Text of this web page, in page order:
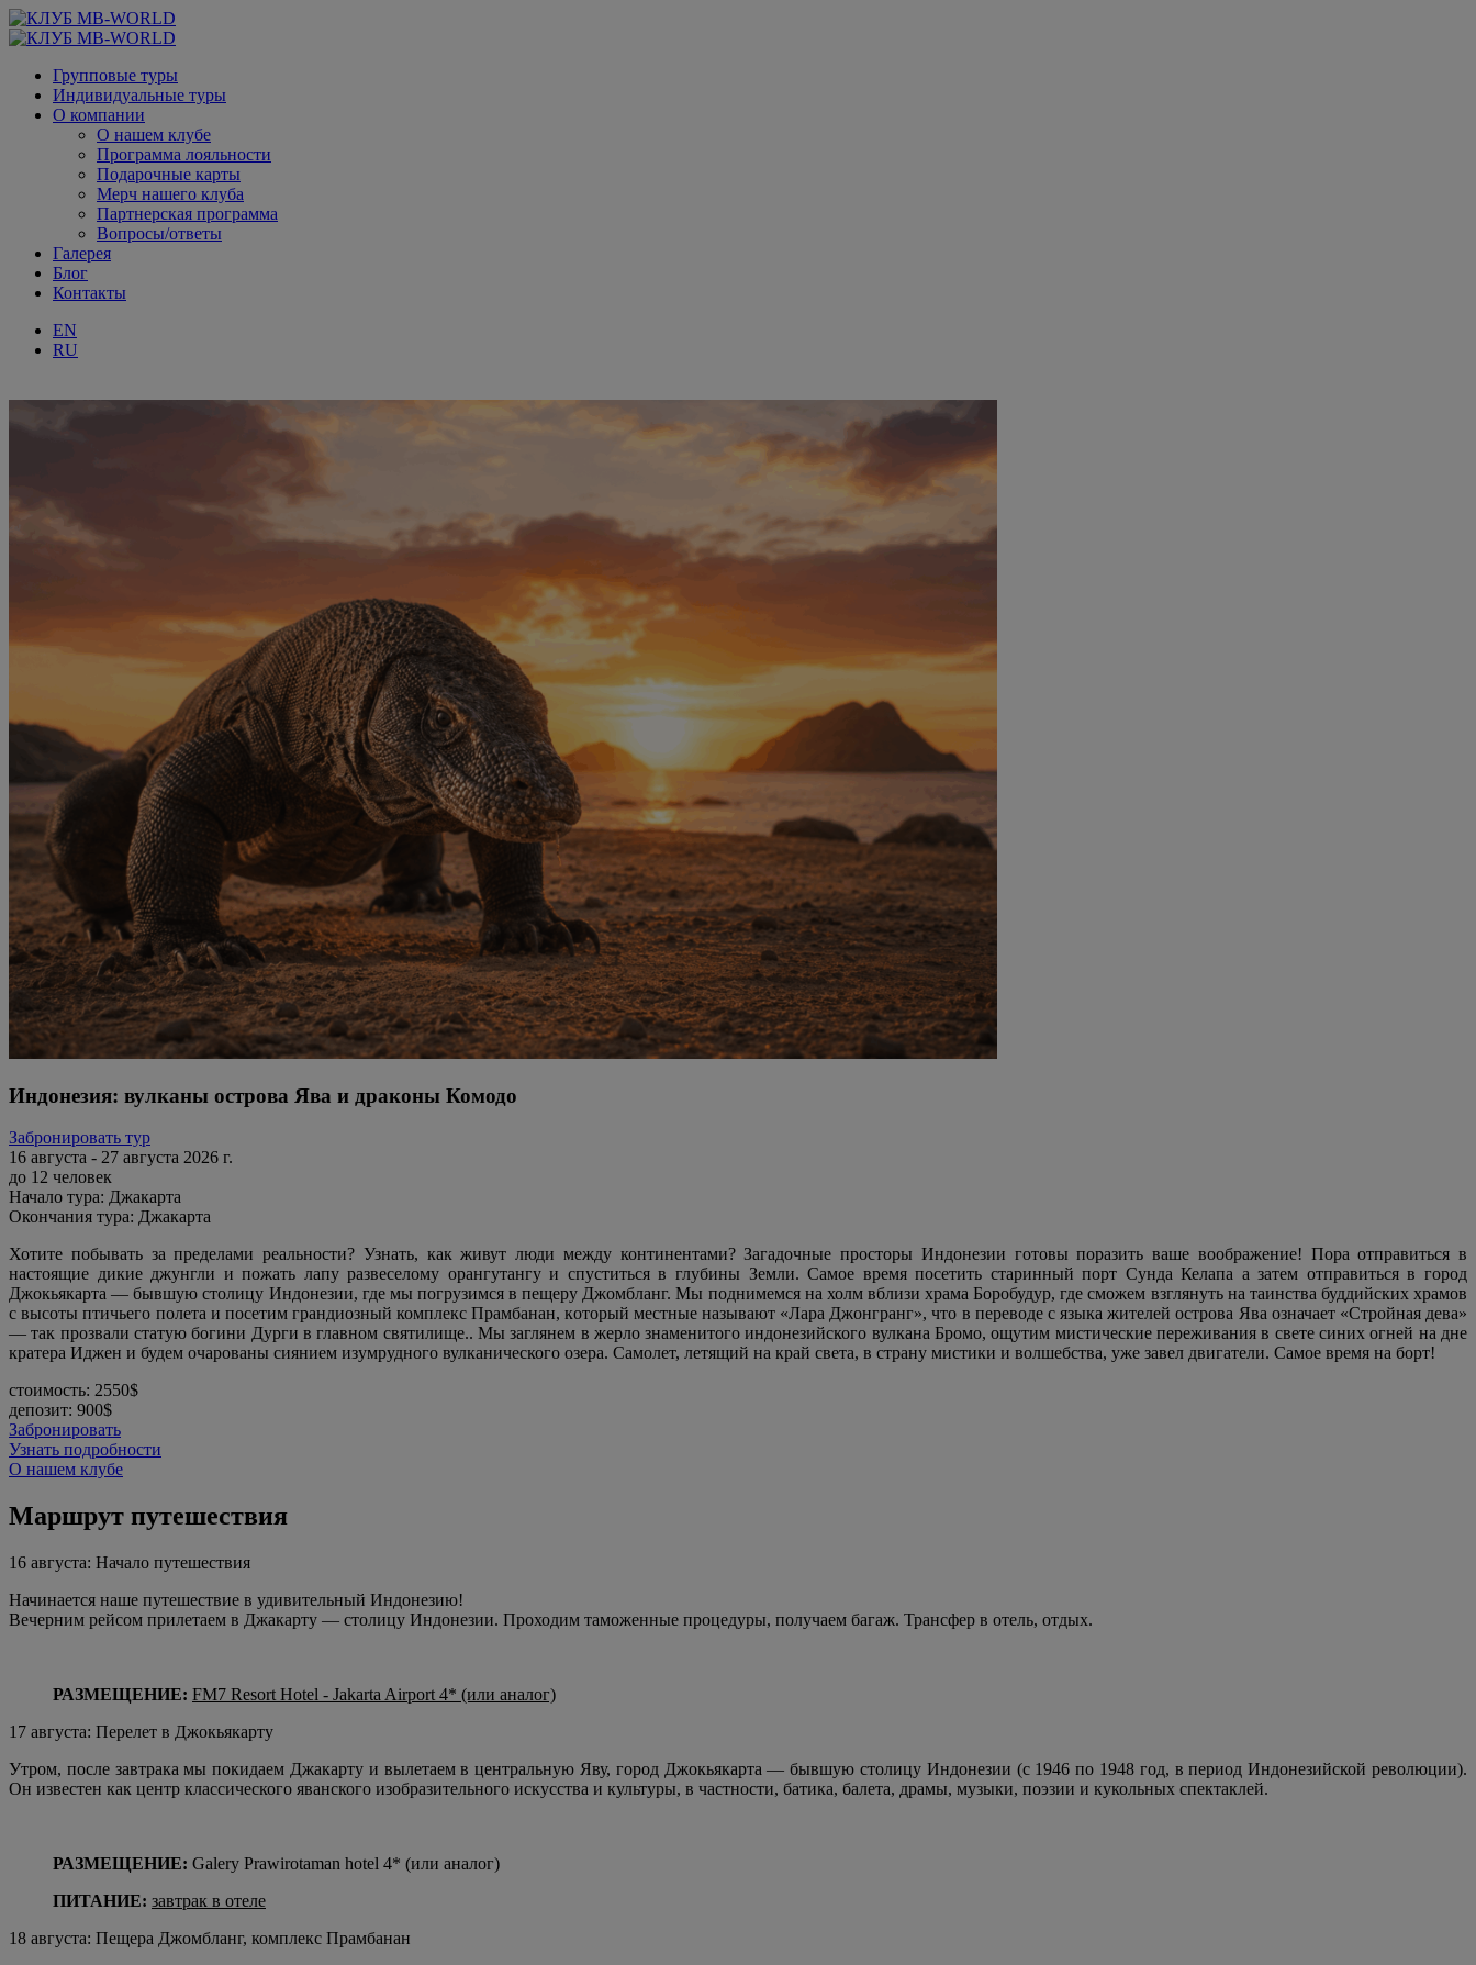
Групповые туры
Индивидуальные туры
О компании
О нашем клубе
Программа лояльности
Подарочные карты
Мерч нашего клуба
Партнерская программа
Вопросы/ответы
Галерея
Блог
Контакты
EN
RU
Индонезия: вулканы острова Ява и драконы Комодо
Забронировать тур
16 августа - 27 августа 2026 г.
до 12 человек
Начало тура: Джакарта
Окончания тура: Джакарта
Хотите побывать за пределами реальности? Узнать, как живут люди между континентами? Загадочные просторы Индонезии готовы поразить ваше воображение! Пора отправиться в
настоящие дикие джунгли и пожать лапу развеселому орангутангу и спуститься в глубины Земли. Самое время посетить старинный порт Сунда Келапа а затем отправиться в город
Джокьякарта — бывшую столицу Индонезии, где мы погрузимся в пещеру Джомбланг. Мы поднимемся на холм вблизи храма Боробудур, где сможем взглянуть на таинства буддийских храмов
с высоты птичьего полета и посетим грандиозный комплекс Прамбанан, который местные называют «Лара Джонгранг», что в переводе с языка жителей острова Ява означает «Стройная дева»
— так прозвали статую богини Дурги в главном святилище.. Мы заглянем в жерло знаменитого индонезийского вулкана Бромо, ощутим мистические переживания в свете синих огней на дне
кратера Иджен и будем очарованы сиянием изумрудного вулканического озера. Самолет, летящий на край света, в страну мистики и волшебства, уже завел двигатели. Самое время на борт!
стоимость: 2550$
депозит: 900$
Забронировать
Узнать подробности
О нашем клубе
Маршрут путешествия
16 августа: Начало путешествия
Начинается наше путешествие в удивительный Индонезию!
Вечерним рейсом прилетаем в Джакарту — столицу Индонезии. Проходим таможенные процедуры, получаем багаж. Трансфер в отель, отдых.
РАЗМЕЩЕНИЕ: FM7 Resort Hotel - Jakarta Airport 4* (или аналог)
17 августа: Перелет в Джокьякарту
Утром, после завтрака мы покидаем Джакарту и вылетаем в центральную Яву, город Джокьякарта — бывшую столицу Индонезии (с 1946 по 1948 год, в период Индонезийской революции).
Он известен как центр классического яванского изобразительного искусства и культуры, в частности, батика, балета, драмы, музыки, поэзии и кукольных спектаклей.
РАЗМЕЩЕНИЕ: Galery Prawirotaman hotel 4* (или аналог)
ПИТАНИЕ: завтрак в отеле
18 августа: Пещера Джомбланг, комплекс Прамбанан